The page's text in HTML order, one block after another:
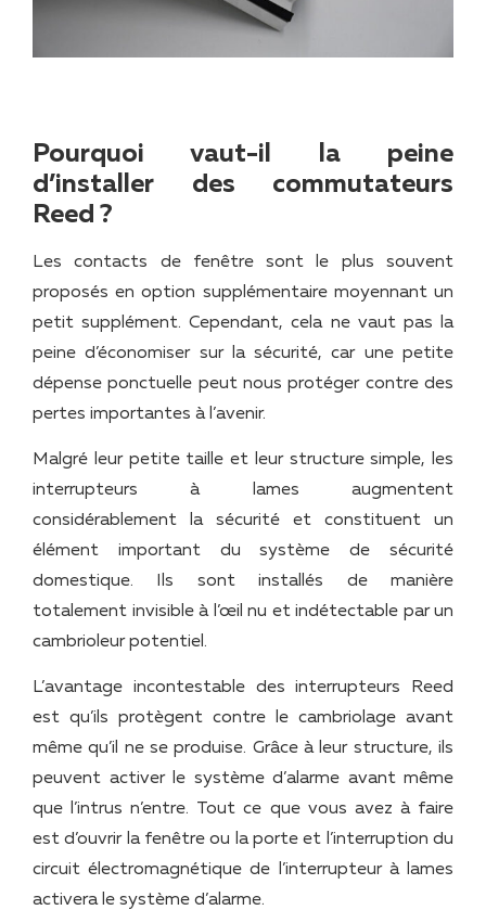
Pourquoi vaut-il la peine
d’installer des commutateurs
Reed ?
Les contacts de fenêtre sont le plus souvent
proposés en option supplémentaire moyennant un
petit supplément. Cependant, cela ne vaut pas la
peine d’économiser sur la sécurité, car une petite
dépense ponctuelle peut nous protéger contre des
pertes importantes à l’avenir.
Malgré leur petite taille et leur structure simple, les
interrupteurs à lames augmentent
considérablement la sécurité et constituent un
élément important du système de sécurité
domestique. Ils sont installés de manière
totalement invisible à l’œil nu et indétectable par un
cambrioleur potentiel.
L’avantage incontestable des interrupteurs Reed
est qu’ils protègent contre le cambriolage avant
même qu’il ne se produise. Grâce à leur structure, ils
peuvent activer le système d’alarme avant même
que l’intrus n’entre. Tout ce que vous avez à faire
est d’ouvrir la fenêtre ou la porte et l’interruption du
circuit électromagnétique de l’interrupteur à lames
activera le système d’alarme.